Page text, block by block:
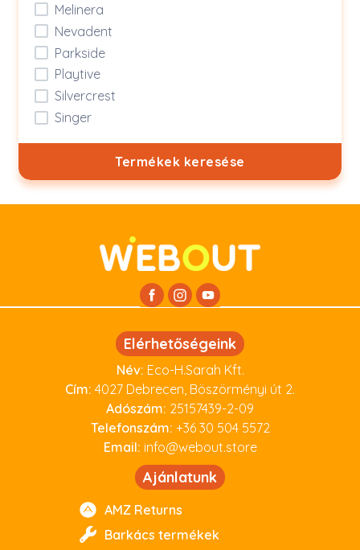
Melinera
Nevadent
Parkside
Playtive
Silvercrest
Singer
Termékek keresése
Elérhetőségeink
Név: Eco-H.Sarah Kft.
Cím: 4027 Debrecen, Böszörményi út 2.
Adószám: 25157439-2-09
Telefonszám: +36 30 504 5572
Email: info@webout.store
Ajánlatunk
AMZ Returns
Barkács termékek